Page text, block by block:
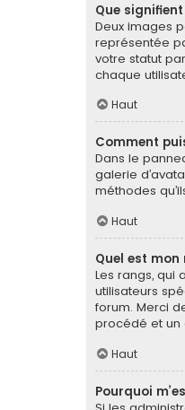
Que
Deux images
représentée
votre statut
chaque
Haut
Comment
Dans le
galerie
méthodes
Haut
Quel est
Les rangs, qui
utilisateurs
forum. Merci
procédé et un
Haut
Pourquoi